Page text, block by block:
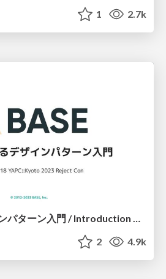
1 2.7k
PHP8によるデザインパターン入門 / Introduction to Design Patterns with PHP8
2 4.9k